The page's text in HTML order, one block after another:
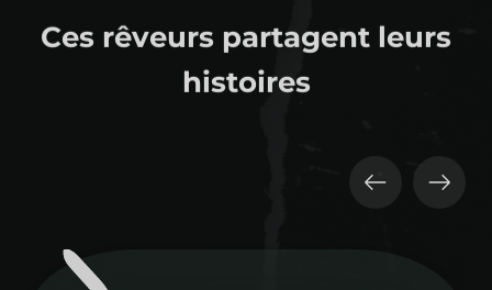
Ces rêveurs partagent leurs
histoires